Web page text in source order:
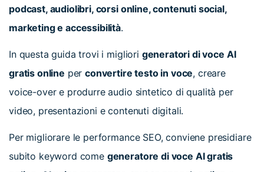
podcast, audiolibri, corsi online, contenuti social,
marketing e accessibilità.
In questa guida trovi i migliori generatori di voce AI
gratis online perconvertire testo in voce, creare
voice-over e produrre audio sintetico di qualità per
video, presentazioni e contenuti digitali.
Per migliorare le performance SEO, conviene presidiare
subito keyword come generatore di voce AI gratis